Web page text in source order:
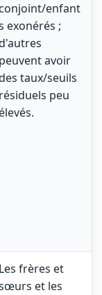
conjoint/enfant
exonérés ;
peuvent avoir
taux/seuils
résiduels peu
élevés.
Les frères et
et les